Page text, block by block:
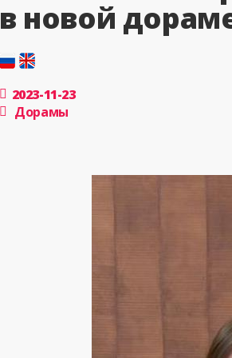
в новой
2023-11-23
Дорамы